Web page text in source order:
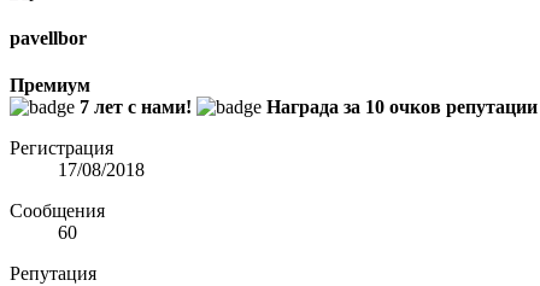
pavellbor
Премиум
7 лет с нами!
Награда за 10 очков репутации
Регистрация
17/08/2018
Сообщения
60
Репутация